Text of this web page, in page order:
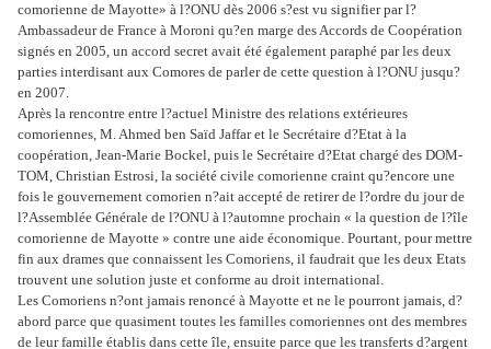
comorienne de Mayotte» à l?ONU dès 2006 s?est vu signifier par l?
Ambassadeur de France à Moroni qu?en marge des Accords de Coopération
signés en 2005, un accord secret avait été également paraphé par les deux
parties interdisant aux Comores de parler de cette question à l?ONU jusqu?
en 2007.
Après la rencontre entre l?actuel Ministre des relations extérieures
comoriennes, M. Ahmed ben Saïd Jaffar et le Secrétaire d?Etat à la
coopération, Jean-Marie Bockel, puis le Secrétaire d?Etat chargé des DOM-
TOM, Christian Estrosi, la société civile comorienne craint qu?encore une
fois le gouvernement comorien n?ait accepté de retirer de l?ordre du jour de
l?Assemblée Générale de l?ONU à l?automne prochain « la question de l?île
comorienne de Mayotte » contre une aide économique. Pourtant, pour mettre
fin aux drames que connaissent les Comoriens, il faudrait que les deux Etats
trouvent une solution juste et conforme au droit international.
Les Comoriens n?ont jamais renoncé à Mayotte et ne le pourront jamais, d?
abord parce que quasiment toutes les familles comoriennes ont des membres
de leur famille établis dans cette île, ensuite parce que les transferts d?argent